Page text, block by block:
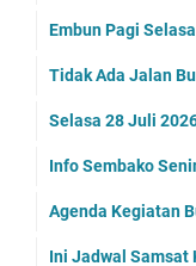
Embun Pagi
Tidak Ada Jalan
Selasa 28 Juli
Info Sembako
Agenda Kegiatan
Ini Jadwal Samsat